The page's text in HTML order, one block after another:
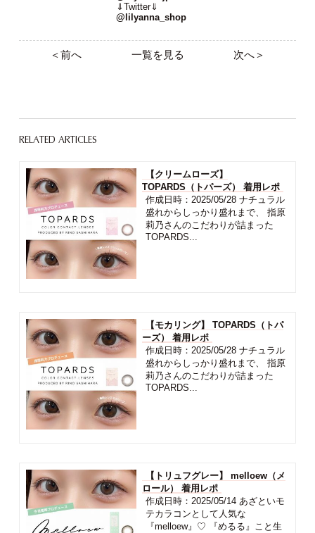
⇓Twitter⇓
@lilyanna_shop
＜前へ 一覧を見る 次へ＞
RELATED ARTICLES
【クリームローズ】
TOPARDS（トパーズ） 着用レポ
作成日時：2025/05/28 ナチュラル
盛れからしっかり盛れまで、 指原
莉乃さんのこだわりが詰まった
TOPARDS...
【モカリング】 TOPARDS（トパ
ーズ） 着用レポ
作成日時：2025/05/28 ナチュラル
盛れからしっかり盛れまで、 指原
莉乃さんのこだわりが詰まった
TOPARDS...
【トリュフグレー】 melloew（メ
ロール） 着用レポ
作成日時：2025/05/14 あざといモ
テカラコンとして人気な
『melloew』♡ 『めるる』こと生